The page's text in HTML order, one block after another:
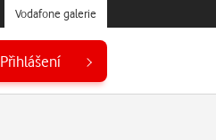
Vodafone galerie
Přihlášení